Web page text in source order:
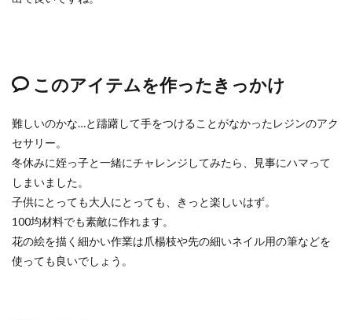
このアイテムを作ったきっかけ
難しいのかな…と躊躇して手をつけることがなかったレジンのアク
セサリー。
冬休みに姪っ子と一緒にチャレンジしてみたら、見事にハマって
しまいました。
子供にとっても大人にとっても、きっと楽しいはず。
100均材料でも素敵に作れます。
花の絵を描く細かい作業は爪楊枝や先の細いネイル用の筆などを
使っても良いでしょう。